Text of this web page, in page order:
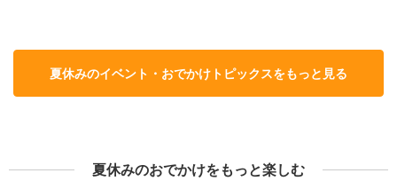
夏休みのイベント・おでかけトピックスをもっと見る
夏休みのおでかけをもっと楽しむ